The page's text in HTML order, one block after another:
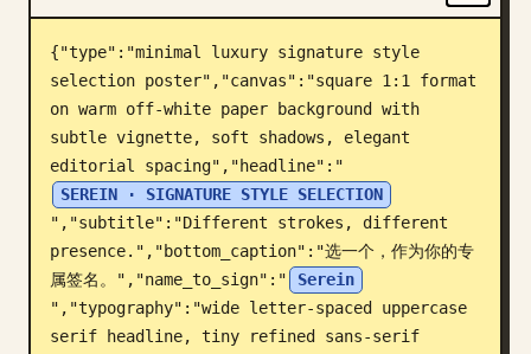
บล็อก
อัปเดต
{"type":"minimal luxury signature style
selection poster","canvas":"square 1:1 format
on warm off-white paper background with
subtle vignette, soft shadows, elegant
editorial spacing","headline":"
SEREIN · SIGNATURE STYLE SELECTION
","subtitle":"Different strokes, different
presence.","bottom_caption":"选一个，作为你的专
属签名。","name_to_sign":"
Serein
","typography":"wide letter-spaced uppercase
serif headline, tiny refined sans-serif